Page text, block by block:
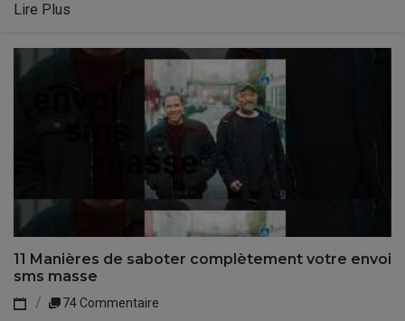
Lire Plus
11 Manières de saboter complètement votre envoi
sms masse
74 Commentaire